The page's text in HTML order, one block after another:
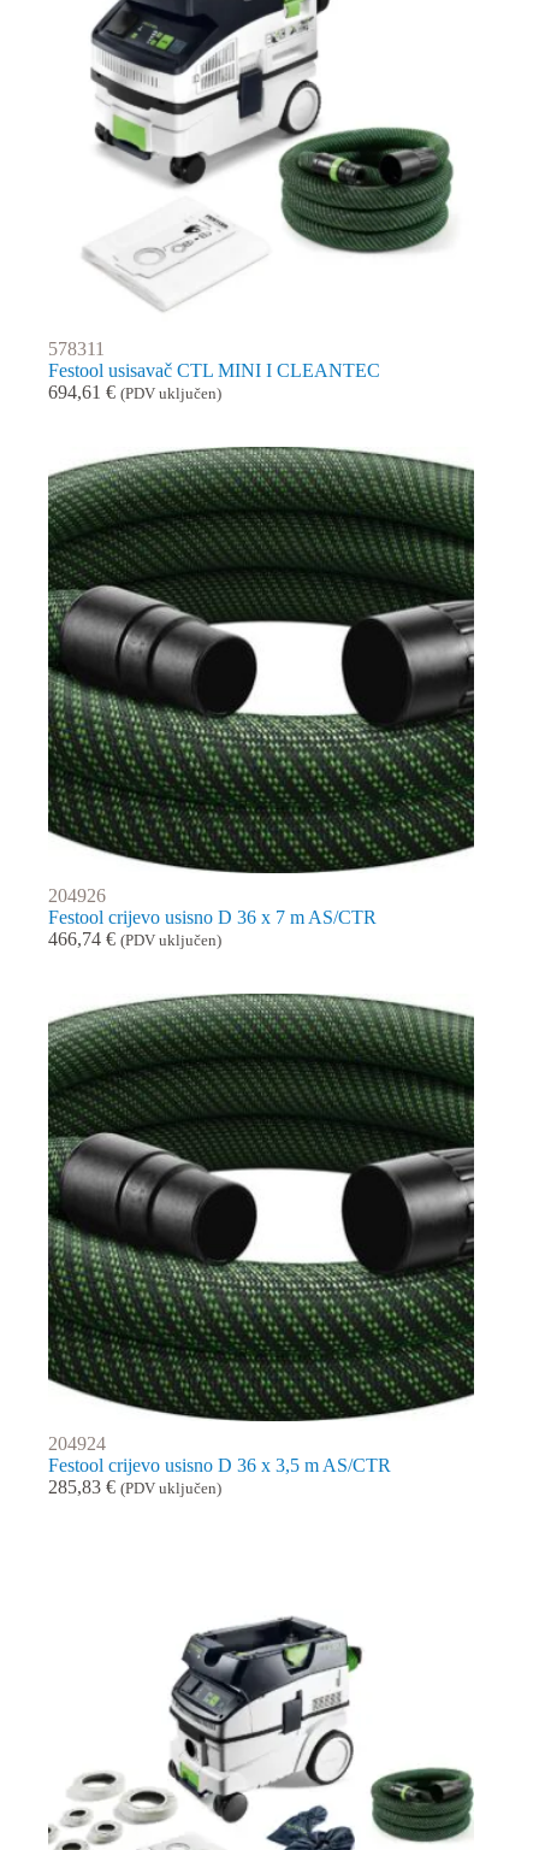
578311
Festool usisavač CTL MINI I CLEANTEC
694,61 € (PDV uključen)
204926
Festool crijevo usisno D 36 x 7 m AS/CTR
466,74 € (PDV uključen)
204924
Festool crijevo usisno D 36 x 3,5 m AS/CTR
285,83 € (PDV uključen)